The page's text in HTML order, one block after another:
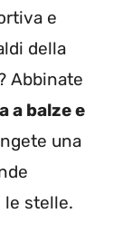
e
della
Abbinate
a balze e
una
le stelle.